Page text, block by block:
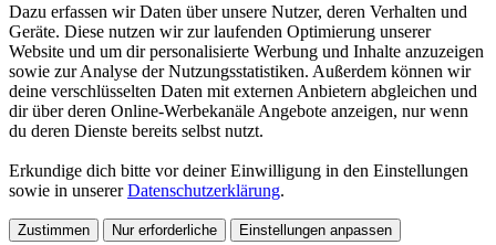
Dazu erfassen wir Daten über unsere Nutzer, deren Verhalten und
Geräte. Diese nutzen wir zur laufenden Optimierung unserer
Website und um dir personalisierte Werbung und Inhalte anzuzeigen
sowie zur Analyse der Nutzungsstatistiken. Außerdem können wir
deine verschlüsselten Daten mit externen Anbietern abgleichen und
dir über deren Online-Werbekanäle Angebote anzeigen, nur wenn
du deren Dienste bereits selbst nutzt.
Erkundige dich bitte vor deiner Einwilligung in den Einstellungen
sowie in unsererDatenschutzerklärung.
Zustimmen Nur erforderliche Einstellungen anpassen